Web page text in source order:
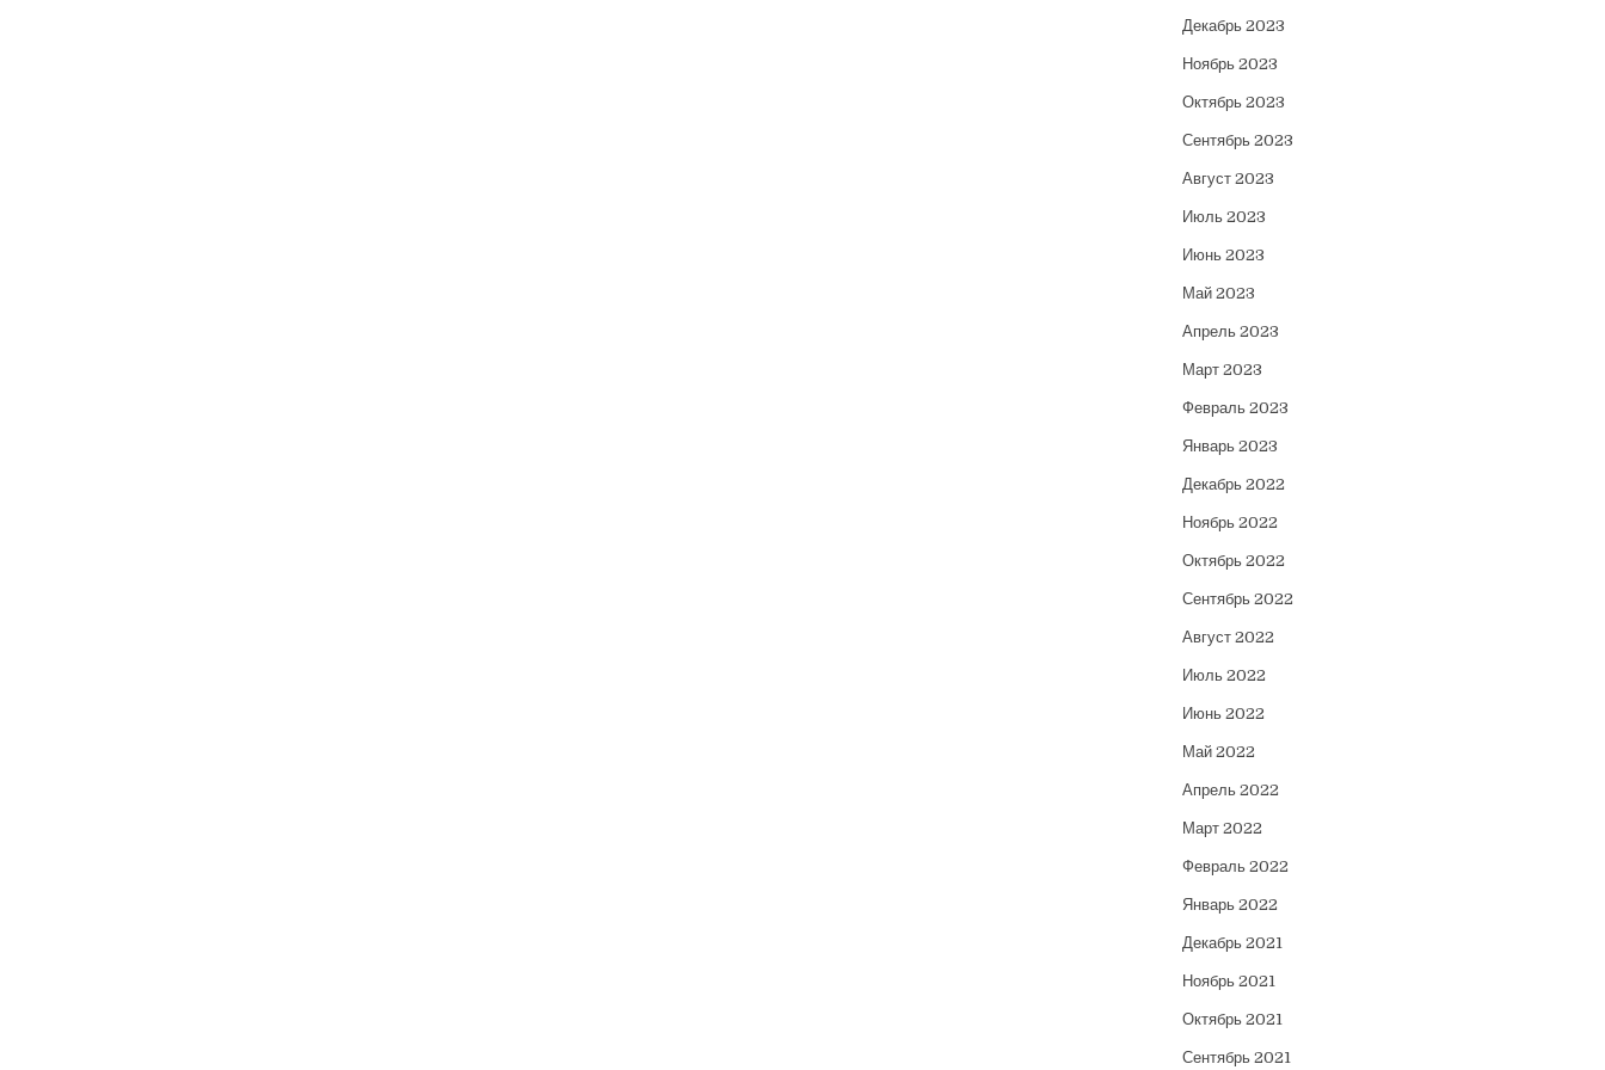
Декабрь 2023
Ноябрь 2023
Октябрь 2023
Сентябрь 2023
Август 2023
Июль 2023
Июнь 2023
Май 2023
Апрель 2023
Март 2023
Февраль 2023
Январь 2023
Декабрь 2022
Ноябрь 2022
Октябрь 2022
Сентябрь 2022
Август 2022
Июль 2022
Июнь 2022
Май 2022
Апрель 2022
Март 2022
Февраль 2022
Январь 2022
Декабрь 2021
Ноябрь 2021
Октябрь 2021
Сентябрь 2021